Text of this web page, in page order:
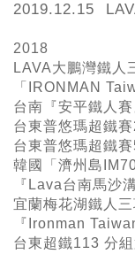
2019.12.15
2018
LAVA大鵬灣鐵人
「IRONMAN
台南『安平鐵人
台東普悠瑪超鐵
台東普悠瑪超鐵
韓國「濟州島
『Lava台南馬沙
宜蘭梅花湖鐵人
『Ironman
台東超鐵113 分